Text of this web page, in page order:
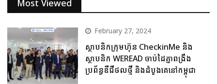
Most Viewed
February 27, 2024
ស្ថាបនិកក្រុមហ៊ុន CheckinMe និង
ស្ថាបនិក WEREAD ចាប់ដៃគ្នាពង្រឹង
ប្រព័ន្ធឌីជីថលថ្មី និងដំបូងគេនៅកម្ពុជា